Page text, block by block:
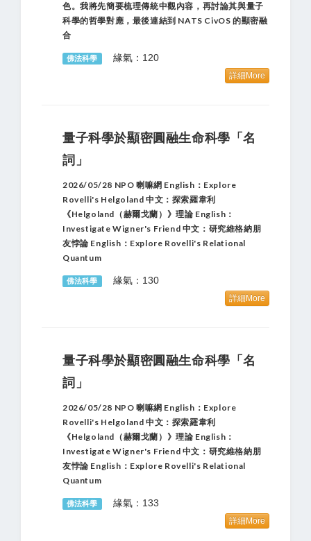
色。我將先簡要梳理傳統中觀內容，再討論其與量子
科學的哲學對應，最後連結到 NATS CivOS 的顯密融
合
佛法科學 緣氣：120
詳細More
量子科學於顯密圓融生命科學「名
詞」
2026/05/28 NPO 喇嘛網 English：Explore
Rovelli's Helgoland 中文：探索羅韋利
《Helgoland（赫爾戈蘭）》理論 English：
Investigate Wigner's Friend 中文：研究維格納朋
友悖論 English：Explore Rovelli's Relational
Quantum
佛法科學 緣氣：130
詳細More
量子科學於顯密圓融生命科學「名
詞」
2026/05/28 NPO 喇嘛網 English：Explore
Rovelli's Helgoland 中文：探索羅韋利
《Helgoland（赫爾戈蘭）》理論 English：
Investigate Wigner's Friend 中文：研究維格納朋
友悖論 English：Explore Rovelli's Relational
Quantum
佛法科學 緣氣：133
詳細More